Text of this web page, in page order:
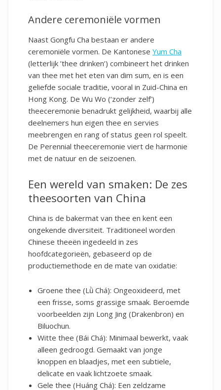
Andere ceremoniële vormen
Naast Gongfu Cha bestaan er andere
ceremoniële vormen. De Kantonese Yum Cha
(letterlijk ’thee drinken’) combineert het drinken
van thee met het eten van dim sum, en is een
geliefde sociale traditie, vooral in Zuid-China en
Hong Kong. De Wu Wo (‘zonder zelf’)
theeceremonie benadrukt gelijkheid, waarbij alle
deelnemers hun eigen thee en servies
meebrengen en rang of status geen rol speelt.
De Perennial theeceremonie viert de harmonie
met de natuur en de seizoenen.
Een wereld van smaken: De zes
theesoorten van China
China is de bakermat van thee en kent een
ongekende diversiteit. Traditioneel worden
Chinese theeën ingedeeld in zes
hoofdcategorieën, gebaseerd op de
productiemethode en de mate van oxidatie:
Groene thee (Lǜ Chá): Ongeoxideerd, met
een frisse, soms grassige smaak. Beroemde
voorbeelden zijn Long Jing (Drakenbron) en
Biluochun.
Witte thee (Bái Chá): Minimaal bewerkt, vaak
alleen gedroogd. Gemaakt van jonge
knoppen en blaadjes, met een subtiele,
delicate en vaak lichtzoete smaak.
Gele thee (Huáng Chá): Een zeldzame